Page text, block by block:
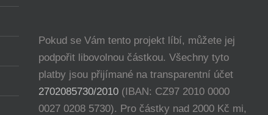
Pokud se Vám tento projekt líbí, můžete jej
podpořit libovolnou částkou. Všechny tyto
platby jsou přijímané na transparentní účet
2702085730/2010(IBAN: CZ97 2010 0000
0027 0208 5730). Pro částky nad 2000 Kč mi,